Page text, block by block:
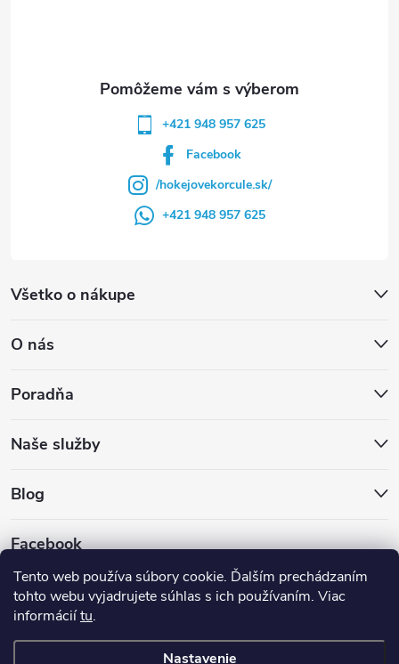
Tento web používa súbory cookie. Ďalším prechádzaním
tohto webu vyjadrujete súhlas s ich používaním. Viac
informáciítu.
Nastavenie
Všetko o nákupe
O nás
Poradňa
Naše služby
Blog
Facebook
+421 948 957 625
Facebook
/hokejovekorcule.sk/
+421 948 957 625